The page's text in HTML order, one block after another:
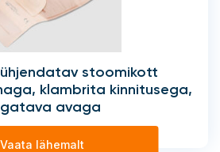
stoomikott
klambrita kinnitusega,
avaga
Vaata lähemalt